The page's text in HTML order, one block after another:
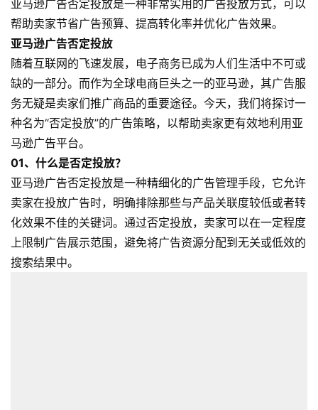
亚马逊广告否定投放是一种非常实用的广告投放方式，可以
帮助卖家节省广告预算、提高转化率并优化广告效果。
亚马逊广告否定投放
随着互联网的飞速发展，电子商务已成为人们生活中不可或
缺的一部分。而作为全球电商巨头之一的亚马逊，其广告服
务无疑是卖家们推广商品的重要途径。今天，我们将探讨一
种名为“否定投放”的广告策略，以帮助卖家更有效地利用亚
马逊广告平台。
01、 什么是否定投放？
亚马逊广告否定投放是一种精细化的广告管理手段，它允许
卖家在投放广告时，明确排除那些与产品关联度较低或者转
化效果不佳的关键词。通过否定投放，卖家可以在一定程度
上限制广告展示范围，避免将广告资源分配到无关或低效的
搜索结果中。